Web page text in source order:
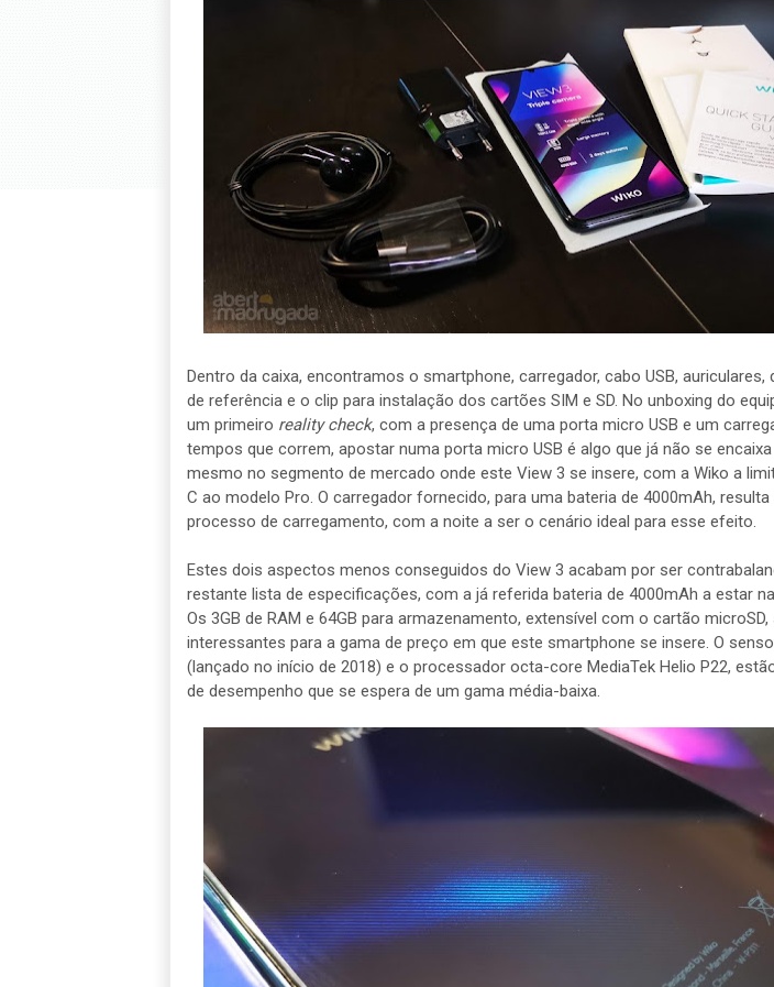
Dentro da caixa, encontramos o smartphone, carregador, cabo USB, auriculares,
de referência e o clip para instalação dos cartões SIM e SD. No unboxing do
um primeiro reality check, com a presença de uma porta micro USB e um
tempos que correm, apostar numa porta micro USB é algo que já não se
mesmo no segmento de mercado onde este View 3 se insere, com a Wiko a
C ao modelo Pro. O carregador fornecido, para uma bateria de 4000mAh,
processo de carregamento, com a noite a ser o cenário ideal para esse efeito.
Estes dois aspectos menos conseguidos do View 3 acabam por ser
restante lista de especificações, com a já referida bateria de 4000mAh a estar
Os 3GB de RAM e 64GB para armazenamento, extensível com o cartão
interessantes para a gama de preço em que este smartphone se insere. O
(lançado no início de 2018) e o processador octa-core MediaTek Helio P22,
de desempenho que se espera de um gama média-baixa.